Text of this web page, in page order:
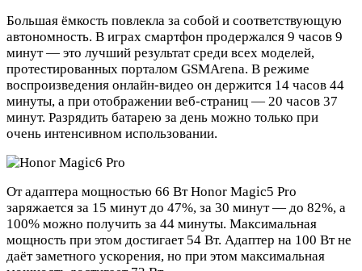
Большая ёмкость повлекла за собой и соответствующую
автономность. В играх смартфон продержался 9 часов 9
минут — это лучший результат среди всех моделей,
протестированных порталом GSMArena. В режиме
воспроизведения онлайн-видео он держится 14 часов 44
минуты, а при отображении веб-страниц — 20 часов 37
минут. Разрядить батарею за день можно только при
очень интенсивном использовании.
От адаптера мощностью 66 Вт Honor Magic5 Pro
заряжается за 15 минут до 47%, за 30 минут — до 82%, а
100% можно получить за 44 минуты. Максимальная
мощность при этом достигает 54 Вт. Адаптер на 100 Вт не
даёт заметного ускорения, но при этом максимальная